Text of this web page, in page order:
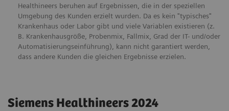
Healthineers beruhen auf Ergebnissen, die in der speziellen
Umgebung des Kunden erzielt wurden. Da es kein "typisches"
Krankenhaus oder Labor gibt und viele Variablen existieren (z.
B. Krankenhausgröße, Probenmix, Fallmix, Grad der IT- und/oder
Automatisierungseinführung), kann nicht garantiert werden,
dass andere Kunden die gleichen Ergebnisse erzielen.
Siemens Healthineers 2024